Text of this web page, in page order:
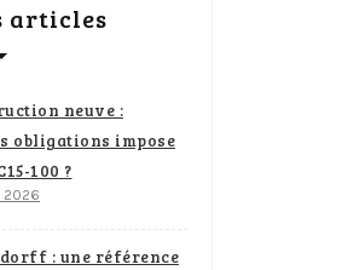
articles
neuve :
obligations impose
100 ?
2026
: une référence